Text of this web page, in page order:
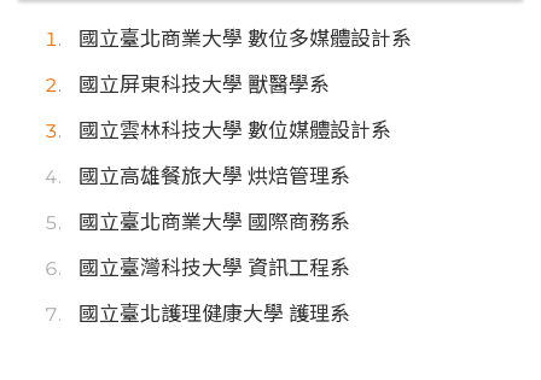
國立臺北商業大學 數位多媒體設計系
國立屏東科技大學 獸醫學系
國立雲林科技大學 數位媒體設計系
國立高雄餐旅大學 烘焙管理系
國立臺北商業大學 國際商務系
國立臺灣科技大學 資訊工程系
國立臺北護理健康大學 護理系